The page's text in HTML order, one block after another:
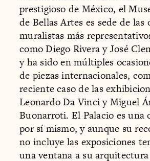
prestigioso de México, el
de Bellas Artes es sede de las
muralistas más
como Diego Rivera y José
y ha sido en múltiples
de piezas internacionales,
reciente caso de las
Leonardo Da Vinci y Miguel
Buonarroti. El Palacio es una
por sí mismo, y aunque su
no incluye las exposiciones
una ventana a su